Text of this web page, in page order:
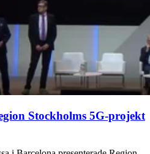
Stockholms 5G-projekt